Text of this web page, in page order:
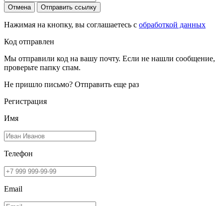
Отмена Отправить ссылку
Нажимая на кнопку, вы соглашаетесь с обработкой данных
Код отправлен
Мы отправили код на вашу почту. Если не нашли сообщение,
проверьте папку спам.
Не пришло письмо? Отправить еще раз
Регистрация
Имя
Телефон
Email